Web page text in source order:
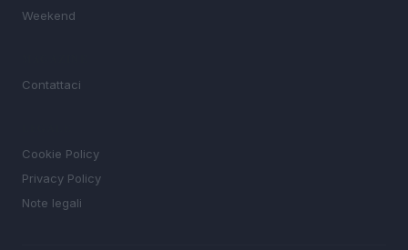
Weekend
Contattaci
Cookie Policy
Privacy Policy
Note legali